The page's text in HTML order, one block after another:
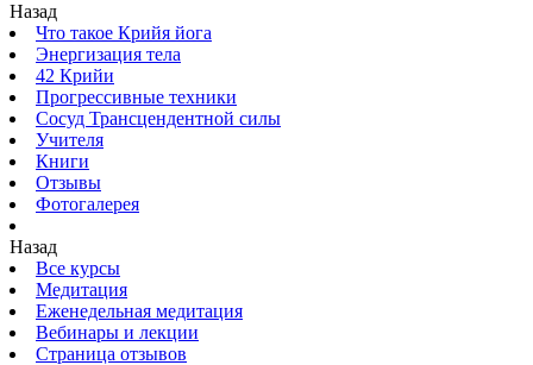
Назад
Что такое Крийя йога
Энергизация тела
42 Крийи
Прогрессивные техники
Сосуд Трансцендентной силы
Учителя
Книги
Отзывы
Фотогалерея
Назад
Все курсы
Медитация
Еженедельная медитация
Вебинары и лекции
Страница отзывов